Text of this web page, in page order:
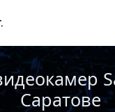
Саратове